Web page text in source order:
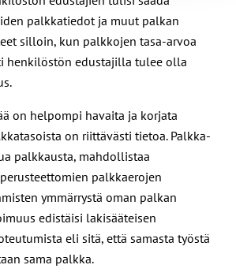
palkkatiedot ja muut palkan
silloin, kun palkkojen tasa-arvoa
henkilöstön edustajilla tulee olla
on helpompi havaita ja korjata
on riittävästi tietoa. Palkka-
palkkausta, mahdollistaa
palkkaerojen
ymmärrystä oman palkan
edistäisi lakisääteisen
eli sitä, että samasta työstä
sama palkka.